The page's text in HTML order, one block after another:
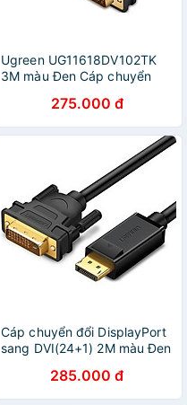
Ugreen UG11618DV102TK
3M màu Đen Cáp chuyển
HÀNG CHÍNH HÃNG
275.000 đ
Cáp chuyển đổi DisplayPort
sang DVI(24+1) 2M màu Đen
chính hãng285.000 đ